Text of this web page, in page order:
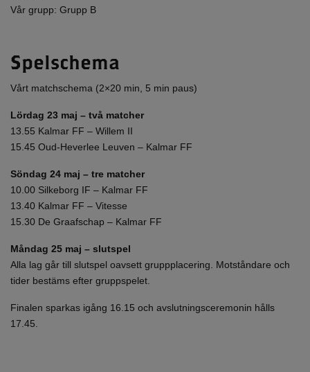
Vår grupp: Grupp B
Spelschema
Vårt matchschema (2×20 min, 5 min paus)
Lördag 23 maj – två matcher
13.55 Kalmar FF – Willem II
15.45 Oud-Heverlee Leuven – Kalmar FF
Söndag 24 maj – tre matcher
10.00 Silkeborg IF – Kalmar FF
13.40 Kalmar FF – Vitesse
15.30 De Graafschap – Kalmar FF
Måndag 25 maj – slutspel
Alla lag går till slutspel oavsett gruppplacering. Motståndare och
tider bestäms efter gruppspelet.
Finalen sparkas igång 16.15 och avslutningsceremonin hålls
17.45.